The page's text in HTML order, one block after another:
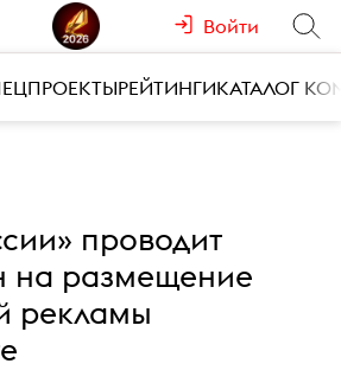
Войти
РЕЙТИНГИКАТАЛОГ
проводит
на размещение
рекламы